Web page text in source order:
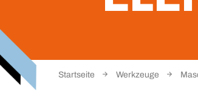
Startseite Werkzeuge